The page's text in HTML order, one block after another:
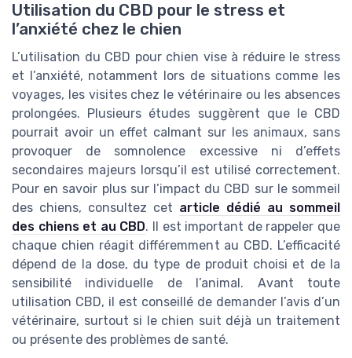
Utilisation du CBD pour le stress et
l’anxiété chez le chien
L’utilisation du CBD pour chien vise à réduire le stress
et l’anxiété, notamment lors de situations comme les
voyages, les visites chez le vétérinaire ou les absences
prolongées. Plusieurs études suggèrent que le CBD
pourrait avoir un effet calmant sur les animaux, sans
provoquer de somnolence excessive ni d’effets
secondaires majeurs lorsqu’il est utilisé correctement.
Pour en savoir plus sur l’impact du CBD sur le sommeil
des chiens, consultez cet article dédié au sommeil
des chiens et au CBD. Il est important de rappeler que
chaque chien réagit différemment au CBD. L’efficacité
dépend de la dose, du type de produit choisi et de la
sensibilité individuelle de l’animal. Avant toute
utilisation CBD, il est conseillé de demander l’avis d’un
vétérinaire, surtout si le chien suit déjà un traitement
ou présente des problèmes de santé.